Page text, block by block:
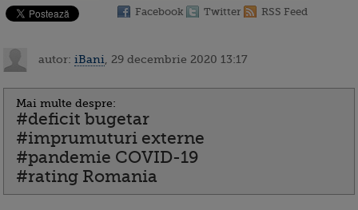
Facebook Twitter RSS Feed
autor: iBani , 29 decembrie 2020 13:17
Mai multe despre:
#deficit bugetar
#imprumuturi externe
#pandemie COVID-19
#rating Romania